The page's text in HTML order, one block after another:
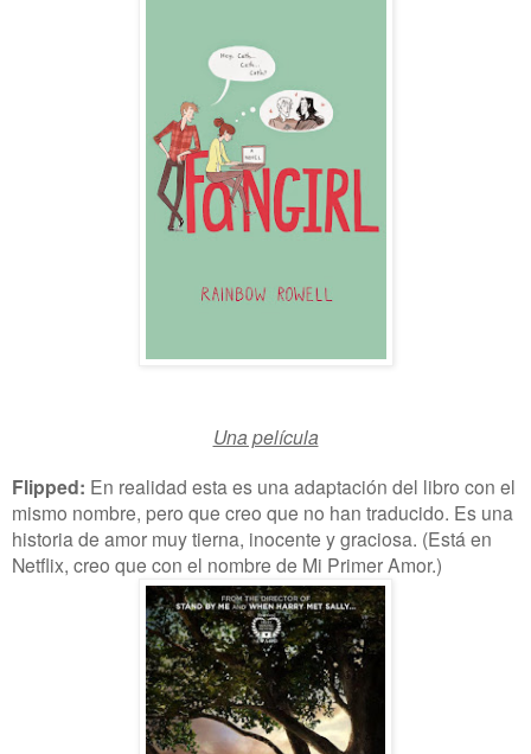
Una película
Flipped: En realidad esta es una adaptación del libro con el
mismo nombre, pero que creo que no han traducido. Es una
historia de amor muy tierna, inocente y graciosa. (Está en
Netflix, creo que con el nombre de Mi Primer Amor.)